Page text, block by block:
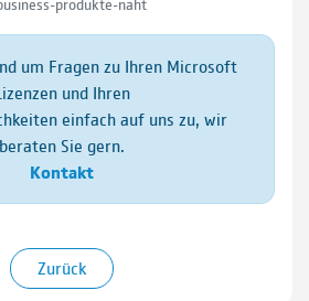
um Fragen zu Ihren Microsoft
und Ihren
einfach auf uns zu, wir
beraten Sie gern.
Kontakt
Zurück